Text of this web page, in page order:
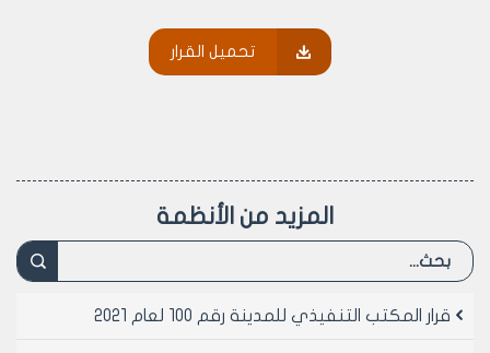
ويبلغ من يلزم لتنفيذه اصولا
تحميل القرار
المزيد من الأنظمة
قرار المكتب التنفيذي للمدينة رقم 100 لعام 2021